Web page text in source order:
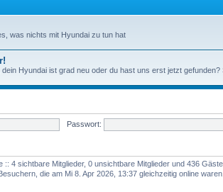
was nichts mit Hyundai zu tun hat
dein Hyundai ist grad neu oder du hast uns erst jetzt
Passwort:
:: 4 sichtbare Mitglieder, 0 unsichtbare Mitglieder und 436
die am Mi 8. Apr 2026, 13:37 gleichzeitig online waren.